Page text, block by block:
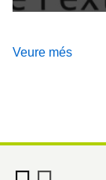
Veure més